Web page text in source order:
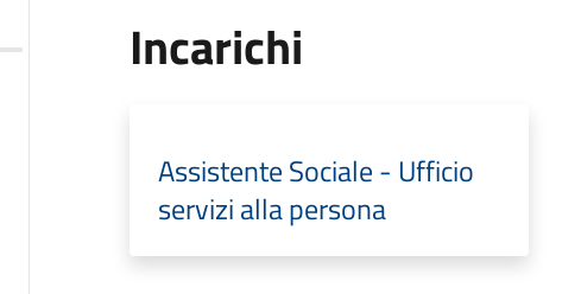
Incarichi
Assistente Sociale - Ufficio
servizi alla persona